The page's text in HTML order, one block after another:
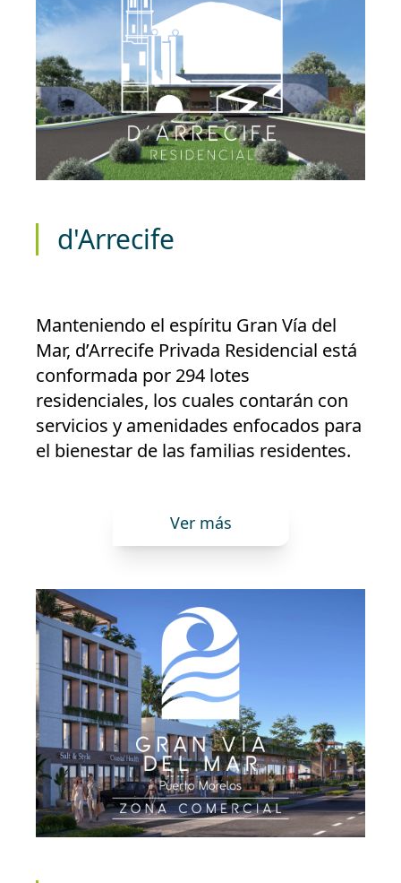
d'Arrecife
Manteniendo el espíritu Gran Vía del
Mar, d’Arrecife Privada Residencial está
conformada por 294 lotes
residenciales, los cuales contarán con
servicios y amenidades enfocados para
el bienestar de las familias residentes.
Ver más